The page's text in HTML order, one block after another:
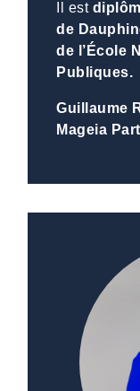
Il est
de
de l’École
Publiques.
Guillaume
Mageia